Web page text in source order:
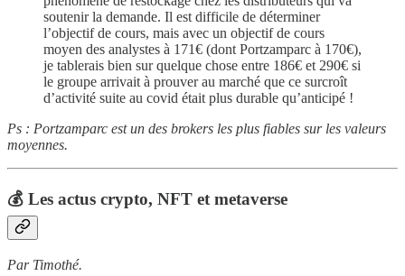
soutenir la demande. Il est difficile de déterminer
l’objectif de cours, mais avec un objectif de cours
moyen des analystes à 171€ (dont Portzamparc à 170€),
je tablerais bien sur quelque chose entre 186€ et 290€ si
le groupe arrivait à prouver au marché que ce surcroît
d’activité suite au covid était plus durable qu’anticipé !
Ps : Portzamparc est un des brokers les plus fiables sur les valeurs
moyennes.
💰 Les actus crypto, NFT et metaverse
Par Timothé.